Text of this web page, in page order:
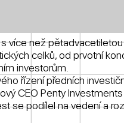
více než pětadvacetiletou
celků, od prvotní
investorům.
řízení předních
CEO Penty Investments
se podílel na vedení a